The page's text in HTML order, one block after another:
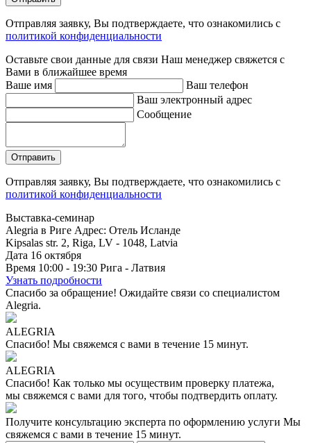
Отправляя заявку, Вы подтверждаете, что ознакомились с
политикой конфиденциальности
Оставьте свои данные для связи Наш менеджер свяжется с
Вами в ближайшее время
Ваше имя
Ваш телефон
Ваш электронный адрес
Сообщение
Отправляя заявку, Вы подтверждаете, что ознакомились с
политикой конфиденциальности
Выставка-семинар
Alegria в Риге Адрес: Отель Исланде
Kipsalas str. 2, Riga, LV - 1048, Latvia
Дата 16 октября
Время 10:00 - 19:30 Рига - Латвия
Узнать подробности
Спасибо за обращение! Ожидайте связи со специалистом
Alegria.
ALEGRIA
Спасибо! Мы свяжемся с вами в течение 15 минут.
ALEGRIA
Спасибо! Как только мы осуществим проверку платежа,
мы свяжемся с вами для того, чтобы подтвердить оплату.
Получите консультацию эксперта по оформлению услуги Мы
свяжемся с вами в течение 15 минут.